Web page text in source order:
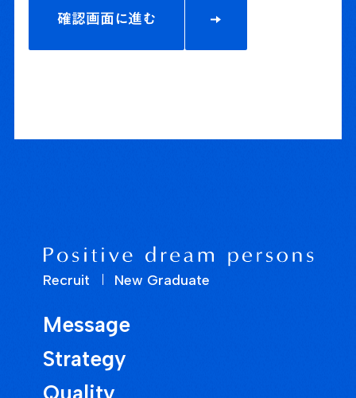
2. 個人情報の取得について
のメールマガジン・ダイレクトメール・FAXの配信・発送
当社ならびに当社提携先のマーケティング活動
4. 個人情報の第三者への提供について
第三者に提供することはいたしません。
お客様の同意がある場合。
あらかじめ弊社との間で機密保持契約を締結している企業等
(業務委託先等)に利用目的を遂行する為に必要な場合。
裁判所・警察署・主務官庁等法令等により、開示が要求された場
Recruit New Graduate
Message
Strategy